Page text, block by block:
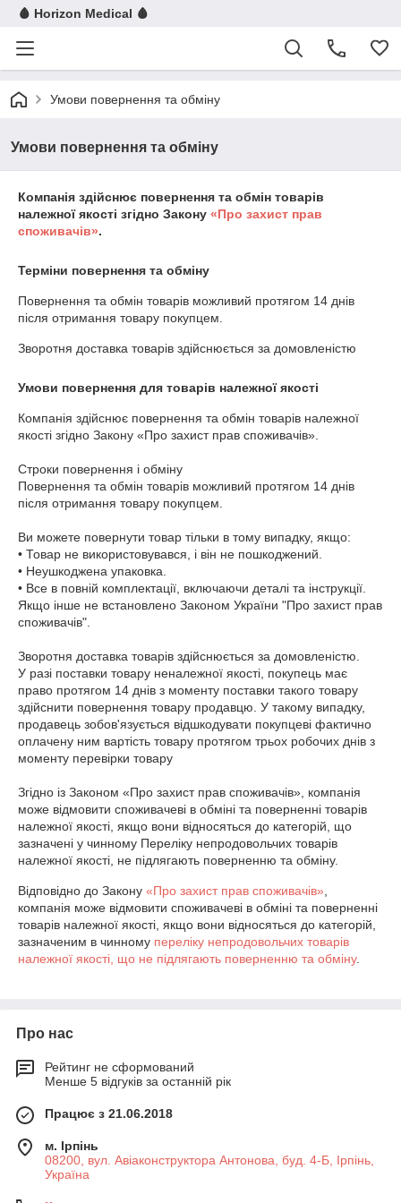
🩸 Horizon Medical 🩸
Умови повернення та обміну
Умови повернення та обміну
Компанія здійснює повернення та обмін товарів
належної якості згідно Закону «Про захист прав
споживачів».
Терміни повернення та обміну
Повернення та обмін товарів можливий протягом 14 днів
після отримання товару покупцем.
Зворотня доставка товарів здійснюється за домовленістю
Умови повернення для товарів належної якості
Компанія здійснює повернення та обмін товарів належної
якості згідно Закону «Про захист прав споживачів».
Строки повернення і обміну
Повернення та обмін товарів можливий протягом 14 днів
після отримання товару покупцем.
Ви можете повернути товар тільки в тому випадку, якщо:
• Товар не використовувався, і він не пошкоджений.
• Неушкоджена упаковка.
• Все в повній комплектації, включаючи деталі та інструкції.
Якщо інше не встановлено Законом України "Про захист прав
споживачів".
Зворотня доставка товарів здійснюється за домовленістю.
У разі поставки товару неналежної якості, покупець має
право протягом 14 днів з моменту поставки такого товару
здійснити повернення товару продавцю. У такому випадку,
продавець зобов'язується відшкодувати покупцеві фактично
оплачену ним вартість товару протягом трьох робочих днів з
моменту перевірки товару
Згідно із Законом «Про захист прав споживачів», компанія
може відмовити споживачеві в обміні та поверненні товарів
належної якості, якщо вони відносяться до категорій, що
зазначені у чинному Переліку непродовольчих товарів
належної якості, не підлягають поверненню та обміну.
Відповідно до Закону «Про захист прав споживачів»
компанія може відмовити споживачеві в обміні та поверненні
товарів належної якості, якщо вони відносяться до категорій,
зазначеним в чинному переліку непродовольчих товарів
належної якості, що не підлягають поверненню та обміну.
Про нас
Рейтинг не сформований
Менше 5 відгуків за останній рік
Працює з 21.06.2018
м. Ірпінь
08200, вул. Авіаконструктора Антонова, буд. 4-Б, Ірпінь,
Україна